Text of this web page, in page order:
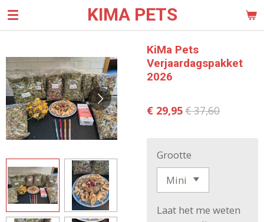
Ga
direct
de
hoofdinhoud
KIMA PETS
KiMa Pets
Verjaardagspakket
2026
€ 29,95€ 37,60
Grootte
Laat het me weten